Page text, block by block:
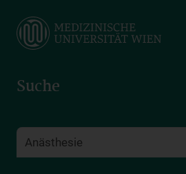
main
Suche